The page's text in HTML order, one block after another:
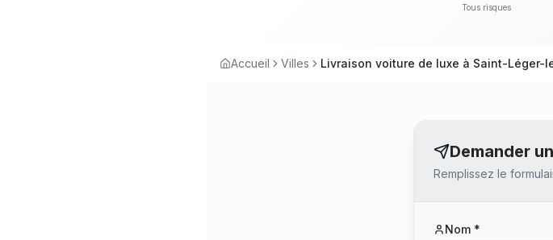
Tous risques
Accueil Villes Livraison voiture de luxe à Saint-Léger-
Demander
Remplissez le
Nom *